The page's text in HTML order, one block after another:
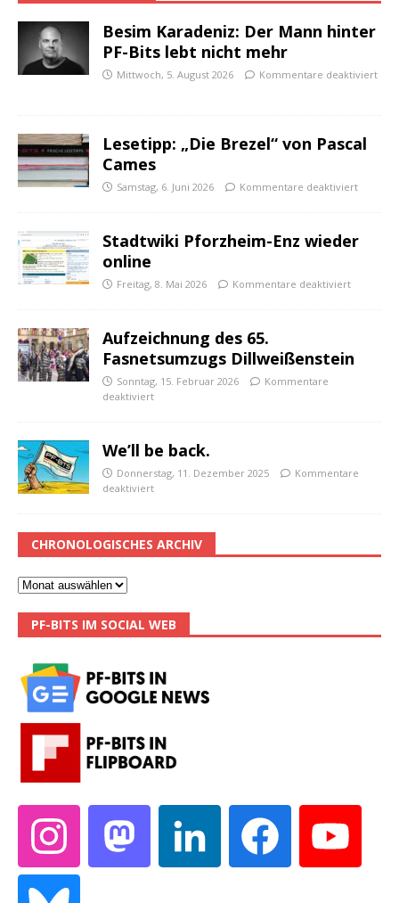
Besim Karadeniz: Der Mann hinter
PF-Bits lebt nicht mehr
Mittwoch, 5. August 2026 Kommentare deaktiviert
Lesetipp: „Die Brezel“ von Pascal
Cames
Samstag, 6. Juni 2026 Kommentare deaktiviert
Stadtwiki Pforzheim-Enz wieder
online
Freitag, 8. Mai 2026 Kommentare deaktiviert
Aufzeichnung des 65.
Fasnetsumzugs Dillweißenstein
Sonntag, 15. Februar 2026
Kommentare
deaktiviert
We’ll be back.
Donnerstag, 11. Dezember 2025
Kommentare
deaktiviert
CHRONOLOGISCHES ARCHIV
PF-BITS IM SOCIAL WEB